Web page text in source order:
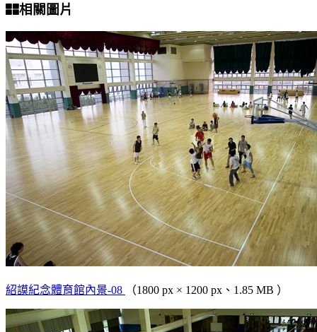
相關圖片
紹謨紀念體育館內景-08 （1800 px × 1200 px、1.85 MB ）